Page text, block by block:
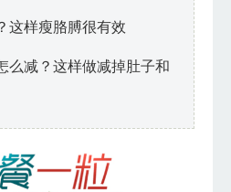
这样瘦胳膊很有效
么减？这样做减掉肚子和